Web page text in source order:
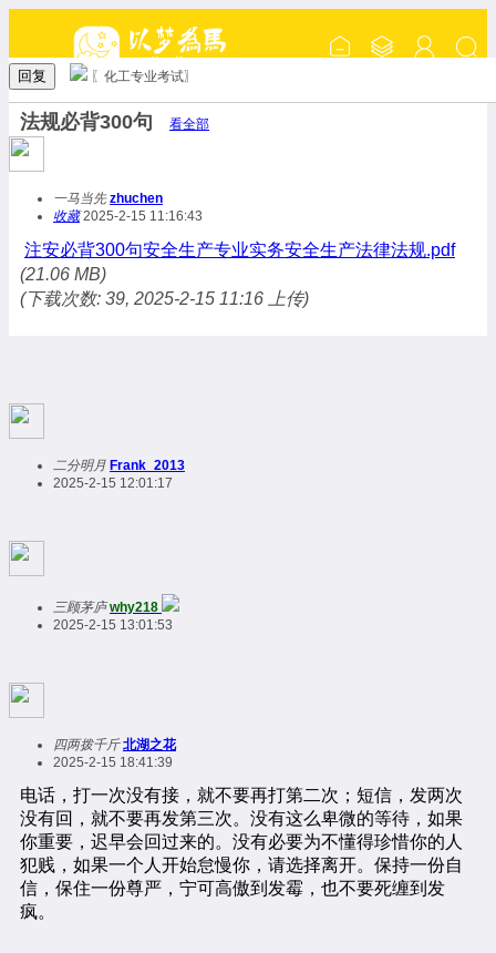
回复 〖化工专业考试〗
法规必背300句 看全部
一马当先 zhuchen
收藏2025-2-15 11:16:43
注安必背300句安全生产专业实务安全生产法律法规.pdf
(21.06 MB)
(下载次数: 39, 2025-2-15 11:16 上传)
二分明月 Frank_2013
2025-2-15 12:01:17
三顾茅庐 why218
2025-2-15 13:01:53
四两拨千斤 北湖之花
2025-2-15 18:41:39